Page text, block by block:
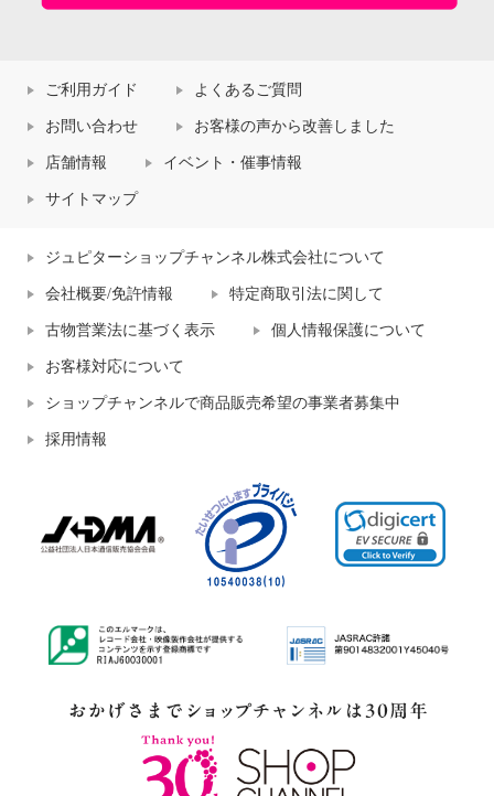
ご利用ガイド よくあるご質問
お問い合わせ お客様の声から改善しました
店舗情報 イベント・催事情報
サイトマップ
ジュピターショップチャンネル株式会社について
会社概要/免許情報 特定商取引法に関して
古物営業法に基づく表示 個人情報保護について
お客様対応について
ショップチャンネルで商品販売希望の事業者募集中
採用情報